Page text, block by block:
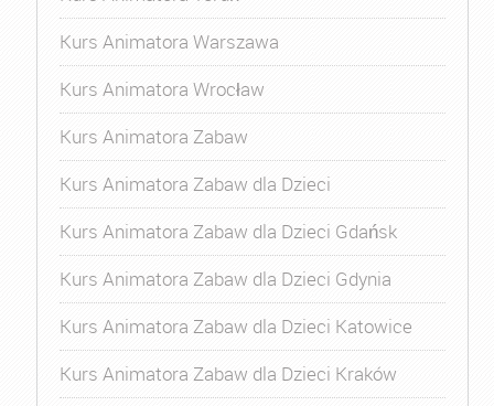
Kurs Animatora Warszawa
Kurs Animatora Wrocław
Kurs Animatora Zabaw
Kurs Animatora Zabaw dla Dzieci
Kurs Animatora Zabaw dla Dzieci Gdańsk
Kurs Animatora Zabaw dla Dzieci Gdynia
Kurs Animatora Zabaw dla Dzieci Katowice
Kurs Animatora Zabaw dla Dzieci Kraków